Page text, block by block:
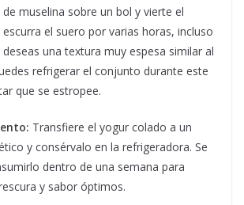
muselina sobre un bol y vierte el
el suero por varias horas, incluso
una textura muy espesa similar al
refrigerar el conjunto durante este
que se estropee.
Transfiere el yogur colado a un
y consérvalo en la refrigeradora. Se
dentro de una semana para
y sabor óptimos.